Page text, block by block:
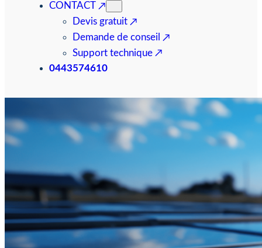
CONTACT
Devis gratuit
Demande de conseil
Support technique
0443574610